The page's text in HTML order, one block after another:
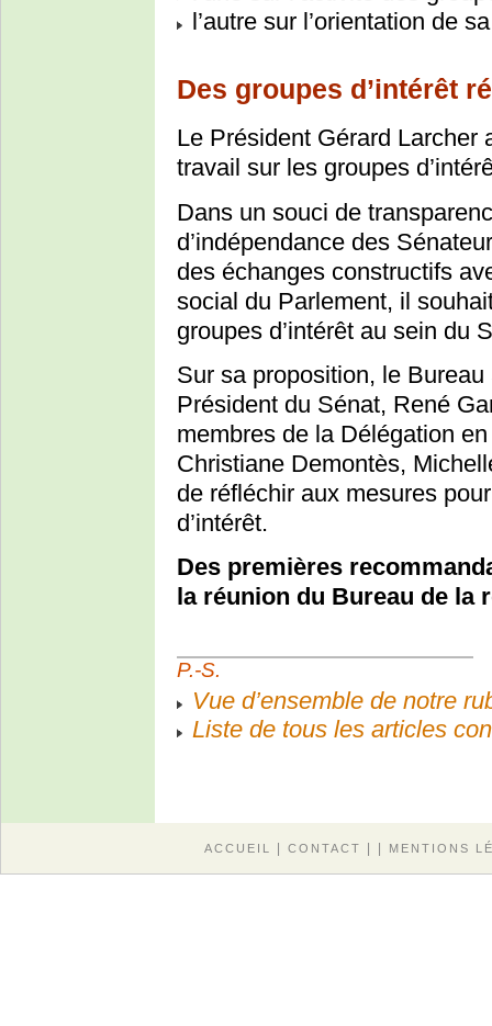
l’autre sur l’orientation de
Des groupes d’intérêt
Le Président Gérard Larcher
travail sur les groupes
Dans un souci de
d’indépendance des
des échanges constructifs
social du Parlement, il
groupes d’intérêt au sein du
Sur sa proposition, le
Président du Sénat, René
membres de la Délégation
Christiane Demontès,
de réfléchir aux mesures
d’intérêt.
Des premières
la réunion du Bureau de la
P.-S.
Vue d’ensemble de notre
Liste de tous les articles
ACCUEIL | CONTACT | | MENTIONS